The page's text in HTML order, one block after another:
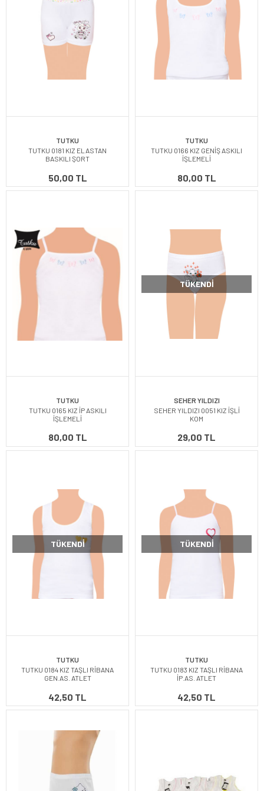
TUTKU
TUTKU 0181 KIZ ELASTAN
BASKILI ŞORT
50,00 TL
TUTKU
TUTKU 0166 KIZ GENİŞ ASKILI
İŞLEMELİ
80,00 TL
TUTKU
TUTKU 0165 KIZ İP ASKILI
İŞLEMELİ
80,00 TL
TÜKENDI
SEHER YILDIZI
SEHER YILDIZI 0051 KIZ İŞLİ
KOM
29,00 TL
TÜKENDI
TUTKU
TUTKU 0184 KIZ TAŞLI RİBANA
GEN.AS. ATLET
42,50 TL
TÜKENDI
TUTKU
TUTKU 0183 KIZ TAŞLI RİBANA
İP.AS. ATLET
42,50 TL